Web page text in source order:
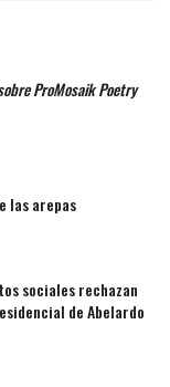
ProMosaik Poetry
las arepas
sociales rechazan
de Abelardo